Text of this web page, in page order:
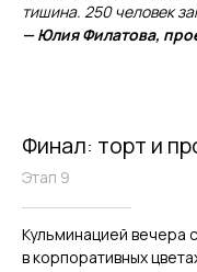
тишина. 250 человек
— Юлия Филатова,
Финал: торт и
Этап 9
Кульминацией вечера
в корпоративных